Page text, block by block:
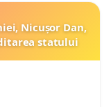
Nicușor Dan,
statului